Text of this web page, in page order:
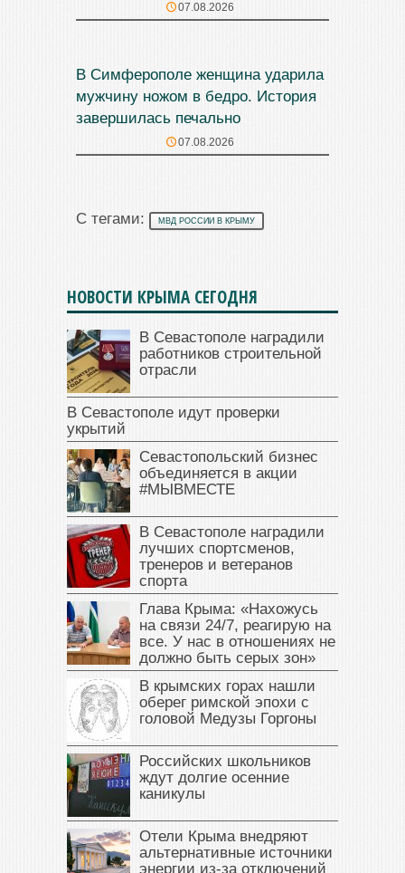
07.08.2026
В Симферополе женщина ударила
мужчину ножом в бедро. История
завершилась печально
07.08.2026
С тегами: МВД РОССИИ В КРЫМУ
НОВОСТИ КРЫМА СЕГОДНЯ
В Севастополе наградили
работников строительной
отрасли
В Севастополе идут проверки
укрытий
Севастопольский бизнес
объединяется в акции
#МЫВМЕСТЕ
В Севастополе наградили
лучших спортсменов,
тренеров и ветеранов
спорта
Глава Крыма: «Нахожусь
на связи 24/7, реагирую на
все. У нас в отношениях не
должно быть серых зон»
В крымских горах нашли
оберег римской эпохи с
головой Медузы Горгоны
Российских школьников
ждут долгие осенние
каникулы
Отели Крыма внедряют
альтернативные источники
энергии из-за отключений